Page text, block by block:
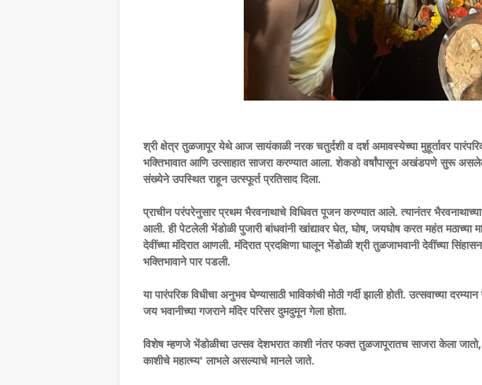
श्री क्षेत्र तुळजापूर येथे आज सायंकाळी नरक चतुर्दशी व दर्श अमावस्येच्या मुहूर्तावर
भक्तिभावात आणि उत्साहात साजरा करण्यात आला. शेकडो वर्षांपासून अखंडपणे सुरू
संख्येने उपस्थित राहून उत्स्फूर्त प्रतिसाद दिला.
प्राचीन परंपरेनुसार प्रथम भैरवनाथाचे विधिवत पूजन करण्यात आले. त्यानंतर
आली. ही पेटलेली भेंडोळी पुजारी बांधवांनी खांद्यावर घेत, घोष, जयघोष करत महंत मठाच्या
देवींच्या मंदिरात आणली. मंदिरात प्रदक्षिणा घालून भेंडोळी श्री तुळजाभवानी देवींच्या
भक्तिभावाने पार पडली.
या पारंपरिक विधीचा अनुभव घेण्यासाठी भाविकांची मोठी गर्दी झाली होती. उत्सवाच्या
जय भवानीच्या गजराने मंदिर परिसर दुमदुमून गेला होता.
विशेष म्हणजे भेंडोळीचा उत्सव देशभरात काशी नंतर फक्त तुळजापूरातच साजरा केला
काशीचे महात्म्य' लाभले असल्याचे मानले जाते.